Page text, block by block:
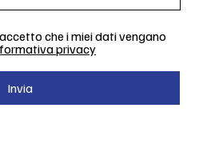
che i miei dati vengano
privacy
Invia